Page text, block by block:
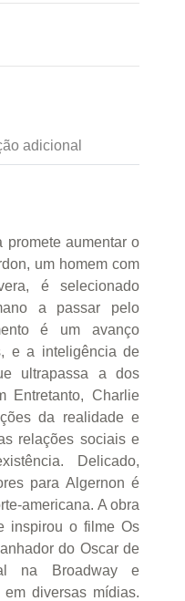
adicional
promete aumentar o
um homem com
é selecionado
a passar pelo
é um avanço
e a inteligência de
ultrapassa a dos
Entretanto, Charlie
da realidade e
relações sociais e
Delicado,
para Algernon é
americana. A obra
inspirou o filme Os
do Oscar de
na Broadway e
em diversas mídias.